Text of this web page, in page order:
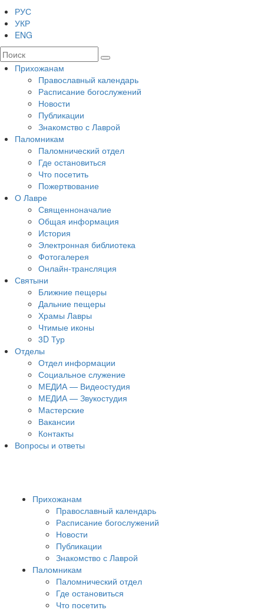
РУС
УКР
ENG
Прихожанам
Православный календарь
Расписание богослужений
Новости
Публикации
Знакомство с Лаврой
Паломникам
Паломнический отдел
Где остановиться
Что посетить
Пожертвование
О Лавре
Священноначалие
Общая информация
История
Электронная библиотека
Фотогалерея
Онлайн-трансляция
Святыни
Ближние пещеры
Дальние пещеры
Храмы Лавры
Чтимые иконы
3D Тур
Отделы
Отдел информации
Социальное служение
МЕДИА — Видеостудия
МЕДИА — Звукостудия
Мастерские
Вакансии
Контакты
Вопросы и ответы
Прихожанам
Православный календарь
Расписание богослужений
Новости
Публикации
Знакомство с Лаврой
Паломникам
Паломнический отдел
Где остановиться
Что посетить